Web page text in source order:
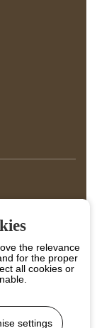
the relevance
for the proper
all cookies or
settings